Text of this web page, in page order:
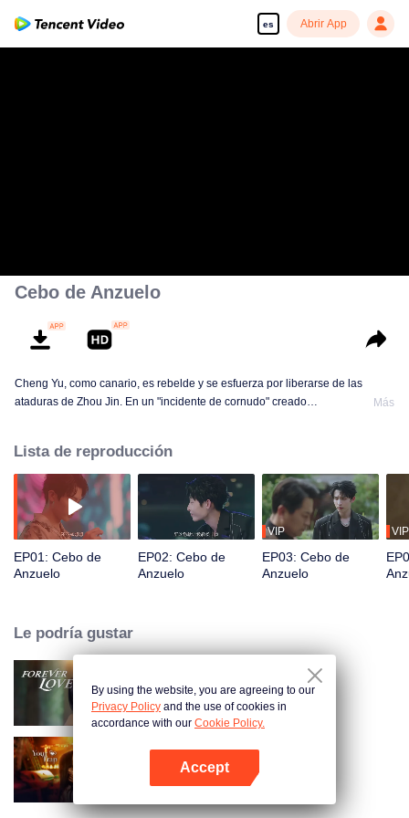
es Abrir App
Cebo de Anzuelo
Cheng Yu, como canario, es rebelde y se esfuerza por liberarse de las
ataduras de Zhou Jin. En un "incidente de cornudo" creado
salvar a la bella. Pei Zheng pasa de "mantener la calma" a "contraatacar".
Los dos se usan mutuamente, pero gradualmente se vuelven sinceros...
Más
Lista de reproducción
EP01: Cebo de
Anzuelo
EP02: Cebo de
Anzuelo
VIP
EP03: Cebo de
Anzuelo
VIP
Le podría gustar
Amor Eterno
Your Trap
By using the website, you are agreeing to our
Privacy Policy and the use of cookies in
accordance with our Cookie Policy.
Accept